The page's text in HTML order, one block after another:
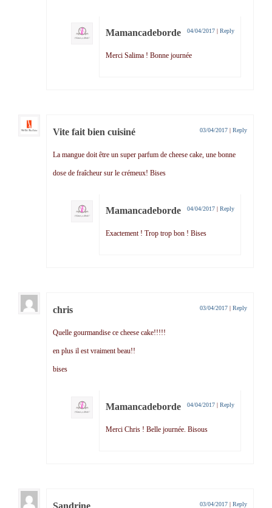
Mamancadeborde 04/04/2017 | Reply
Merci Salima ! Bonne journée
Vite fait bien cuisiné 03/04/2017 | Reply
La mangue doit être un super parfum de cheese cake, une bonne
dose de fraîcheur sur le crémeux! Bises
Mamancadeborde 04/04/2017 | Reply
Exactement ! Trop trop bon ! Bises
chris 03/04/2017 | Reply
Quelle gourmandise ce cheese cake!!!!!
en plus il est vraiment beau!!
bises
Mamancadeborde 04/04/2017 | Reply
Merci Chris ! Belle journée. Bisous
Sandrine 03/04/2017 | Reply